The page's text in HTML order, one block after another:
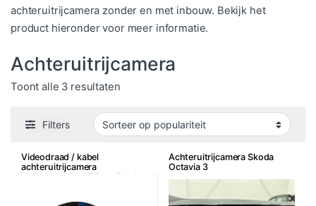
achteruitrijcamera zonder en met inbouw. Bekijk het
product hieronder voor meer informatie.
Achteruitrijcamera
Toont alle 3 resultatenGesorteerd op populariteit
Filters
Videodraad / kabel
achteruitrijcamera
Volkswagen Audi Seat Skoda
Achteruitrijcamera Skoda
Octavia 3